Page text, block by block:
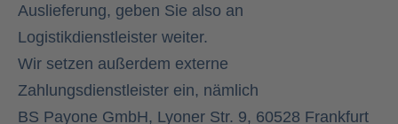
Auslieferung, geben Sie also an
Logistikdienstleister weiter.
Wir setzen außerdem externe
Zahlungsdienstleister ein, nämlich
BS Payone GmbH, Lyoner Str. 9, 60528 Frankfurt